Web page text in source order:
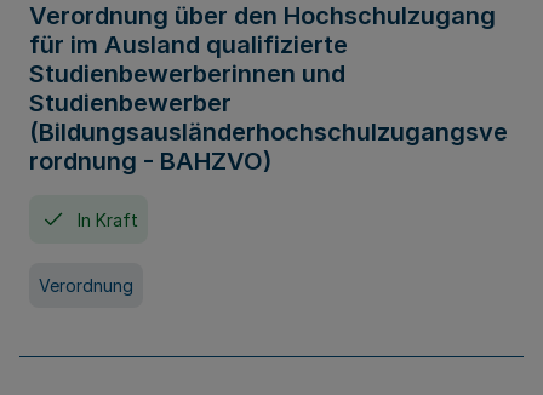
Verordnung über den Hochschulzugang
für im Ausland qualifizierte
Studienbewerberinnen und
Studienbewerber
(Bildungsausländerhochschulzugangsve
rordnung - BAHZVO)
In Kraft
Verordnung